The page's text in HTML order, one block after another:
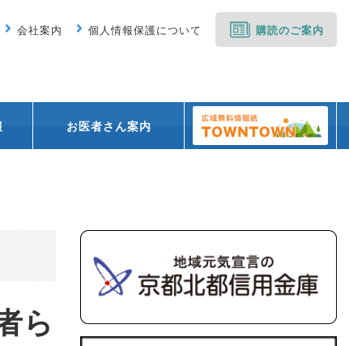
会社案内 個人情報保護について 購読のご案内
お医者さん案内
ら